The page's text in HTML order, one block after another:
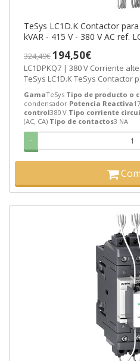
TeSys LC1D.K Contactor
kVAR - 415 V - 380 V AC ref.
324,49€194,50€
LC1DPKQ7 | 380 V Corriente alterna (AC, CA) 17 kvar 3 NA
TeSys LC1D.K TeSys Contactor
GamaTeSys Tipo de producto o
condensador Potencia Reactiva
control380 V Tipo corriente
(AC, CA) Tipo de contactos3 NA
-